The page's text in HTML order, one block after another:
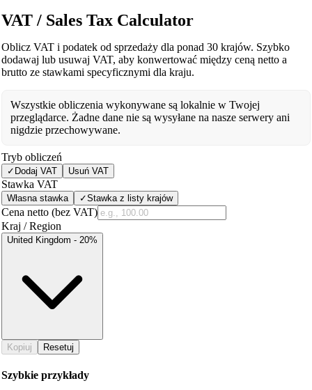
VAT / Sales Tax Calculator
Oblicz VAT i podatek od sprzedaży dla ponad 30 krajów. Szybko
dodawaj lub usuwaj VAT, aby konwertować między ceną netto a
brutto ze stawkami specyficznymi dla kraju.
Wszystkie obliczenia wykonywane są lokalnie w Twojej
przeglądarce. Żadne dane nie są wysyłane na nasze serwery ani
nigdzie przechowywane.
Tryb obliczeń
✓ Dodaj VAT Usuń VAT
Stawka VAT
Własna stawka ✓Stawka z listy krajów
Cena netto (bez VAT)
Kraj / Region
United Kingdom - 20%
Kopiuj Resetuj
Szybkie przykłady